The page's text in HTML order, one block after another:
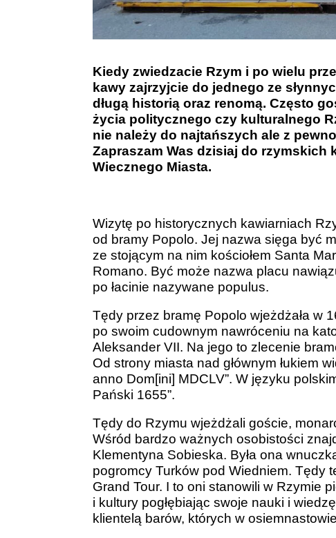
Kiedy zwiedzacie Rzym i po wielu
kawy zajrzyjcie do jednego ze
długą historią oraz renomą. Często
życia politycznego czy kulturalnego
nie należy do najtańszych ale z
Zapraszam Was dzisiaj do rzymskich
Wiecznego Miasta.
Wizytę po historycznych kawiarniach
od bramy Popolo. Jej nazwa sięga być
ze stojącym na nim kościołem Santa
Romano. Być może nazwa placu
po łacinie nazywane populus.
Tędy przez bramę Popolo wjeżdżała w
po swoim cudownym nawróceniu na
Aleksander VII. Na jego to zlecenie
Od strony miasta nad głównym łukiem
anno Dom[ini] MDCLV”. W języku
Pański 1655”.
Tędy do Rzymu wjeżdżali goście,
Wśród bardzo ważnych osobistości
Klementyna Sobieska. Była ona
pogromcy Turków pod Wiedniem. Tędy
Grand Tour. I to oni stanowili w Rzymie
i kultury pogłębiając swoje nauki i
klientelą barów, których w